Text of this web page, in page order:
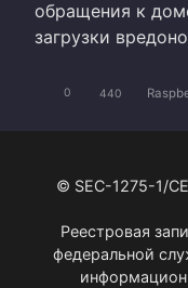
обращения к
загрузки
0 440
© SEC-1275-1/
Реестровая
федеральной